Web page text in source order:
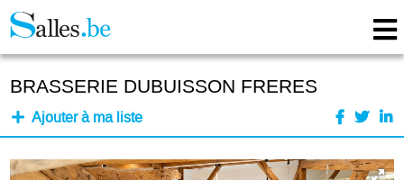
BRASSERIE DUBUISSON FRERES
Ajouter à ma liste